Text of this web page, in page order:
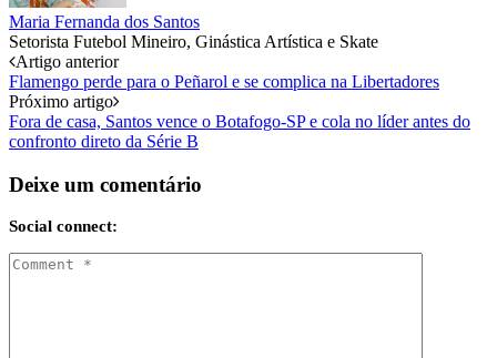
Maria Fernanda dos Santos
Setorista Futebol Mineiro, Ginástica Artística e Skate
Post
navigation
Artigo anterior
Flamengo perde para o Peñarol e se complica na Libertadores
Próximo artigo
Fora de casa, Santos vence o Botafogo-SP e cola no líder antes do
confronto direto da Série B
Deixe um comentário
Social connect: